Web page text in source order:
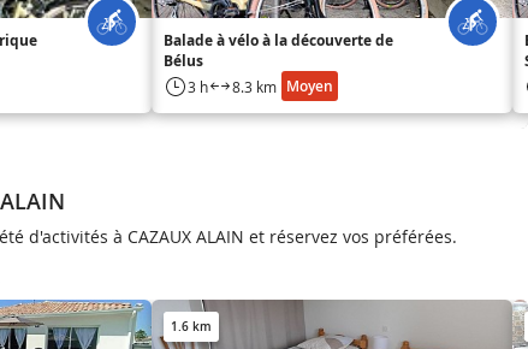
Balade à vélo à la découverte de
Bélus
3 h 8.3 km Moyen
d'activités à CAZAUX ALAIN et réservez vos préférées.
1.6 km